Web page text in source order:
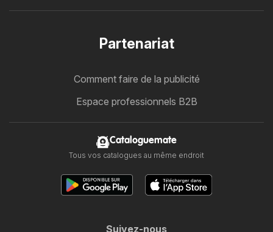
Partenariat
Comment faire de la publicité
Espace professionnels B2B
Cataloguemate
Tous vos catalogues au même endroit
Suivez-nous